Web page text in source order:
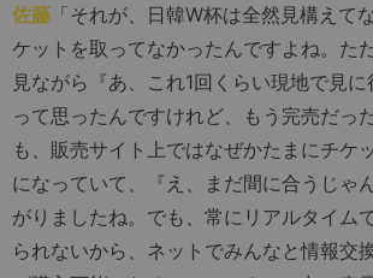
佐藤 「それが、日韓W杯は全然見構えて
ケットを取ってなかったんですよね。た
見ながら『あ、これ1回くらい現地で見
って思ったんですけれど、もう完売だっ
も、販売サイト上ではなぜかたまにチケ
になっていて、『え、まだ間に合うじゃ
がりましたね。でも、常にリアルタイム
られないから、ネットでみんなと情報交